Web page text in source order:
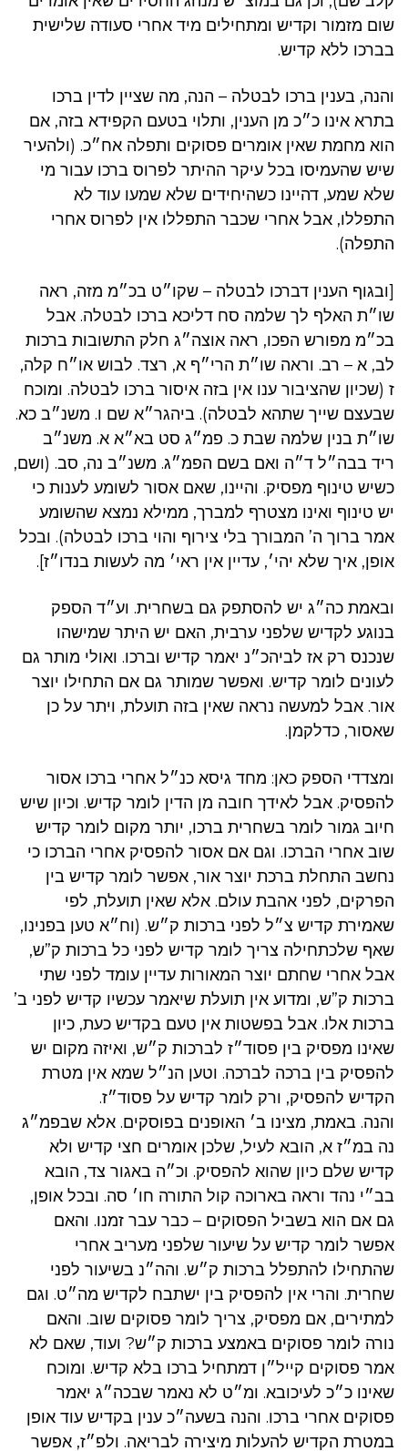
שום מזמור וקדיש ומתחילים מיד אחרי סעודה שלישית
בברכו ללא קדיש.
והנה, בענין ברכו לבטלה – הנה, מה שציין לדין ברכו
בתרא אינו כ״כ מן הענין, ותלוי בטעם הקפידא בזה, אם
הוא מחמת שאין אומרים פסוקים ותפלה אח״כ. (ולהעיר
שיש שהעמיסו בכל עיקר ההיתר לפרוס ברכו עבור מי
שלא שמע, דהיינו כשהיחידים שלא שמעו עוד לא
התפללו, אבל אחרי שכבר התפללו אין לפרוס אחרי
התפלה).
[ובגוף הענין דברכו לבטלה – שקו״ט בכ״מ מזה, ראה
שו״ת האלף לך שלמה סח דליכא ברכו לבטלה. אבל
בכ״מ מפורש הפכו, ראה אוצה״ג חלק התשובות ברכות
לב, א – רב. וראה שו״ת הרי״ף א, רצד. לבוש או״ח קלה,
ז (שכיון שהציבור ענו אין בזה איסור ברכו לבטלה. ומוכח
שבעצם שייך שתהא לבטלה). ביהגר״א שם ו. משנ״ב כא.
שו״ת בנין שלמה שבת כ. פמ״ג סט בא״א א. משנ״ב
ריד בבה״ל ד״ה ואם בשם הפמ״ג. משנ״ב נה, סב. (ושם,
כשיש טינוף מפסיק. והיינו, שאם אסור לשומע לענות כי
יש טינוף ואינו מצטרף למברך, ממילא נמצא שהשומע
אמר ברוך ה’ המבורך בלי צירוף והוי ברכו לבטלה). ובכל
אופן, איך שלא יהי׳, עדיין אין ראי׳ מה לעשות בנדו״ז].
ובאמת כה״ג יש להסתפק גם בשחרית. וע״ד הספק
בנוגע לקדיש שלפני ערבית, האם יש היתר שמישהו
שנכנס רק אז לביהכ״נ יאמר קדיש וברכו. ואולי מותר גם
לעונים לומר קדיש. ואפשר שמותר גם אם התחילו יוצר
אור. אבל למעשה נראה שאין בזה תועלת, ויתר על כן
שאסור, כדלקמן.
ומצדדי הספק כאן: מחד גיסא כנ״ל אחרי ברכו אסור
להפסיק. אבל לאידך חובה מן הדין לומר קדיש. וכיון שיש
חיוב גמור לומר בשחרית ברכו, יותר מקום לומר קדיש
שוב אחרי הברכו. וגם אם אסור להפסיק אחרי הברכו כי
נחשב התחלת ברכת יוצר אור, אפשר לומר קדיש בין
הפרקים, לפני אהבת עולם. אלא שאין תועלת, לפי
שאמירת קדיש צ״ל לפני ברכות ק״ש. (וח״א טען בפנינו,
שאף שלכתחילה צריך לומר קדיש לפני כל ברכות ק”ש,
אבל אחרי שחתם יוצר המאורות עדיין עומד לפני שתי
ברכות ק”ש, ומדוע אין תועלת שיאמר עכשיו קדיש לפני ב’
ברכות אלו. אבל בפשטות אין טעם בקדיש כעת, כיון
שאינו מפסיק בין פסוד״ז לברכות ק״ש, ואיזה מקום יש
להפסיק בין ברכה לברכה. וטען הנ״ל שמא אין מטרת
הקדיש להפסיק, ורק לומר קדיש על פסוד״ז.
והנה. באמת, מצינו ב׳ האופנים בפוסקים. אלא שבפמ״ג
נה במ״ז א, הובא לעיל, שלכן אומרים חצי קדיש ולא
קדיש שלם כיון שהוא להפסיק. וכ״ה באגור צד, הובא
בב״י נהד וראה בארוכה קול התורה חו׳ סה. ובכל אופן,
גם אם הוא בשביל הפסוקים – כבר עבר זמנו. והאם
אפשר לומר קדיש על שיעור שלפני מעריב אחרי
שהתחילו להתפלל ברכות ק״ש. והה״נ בשיעור לפני
שחרית. והרי אין להפסיק בין ישתבח לקדיש מה״ט. וגם
למתירים, אם מפסיק, צריך לומר פסוקים שוב. והאם
נורה לומר פסוקים באמצע ברכות ק״ש? ועוד, שאם לא
אמר פסוקים קייל״ן דמתחיל ברכו בלא קדיש. ומוכח
שאינו כ״כ לעיכובא. ומ״ט לא נאמר שבכה״ג יאמר
פסוקים אחרי ברכו. והנה בשעה״כ ענין בקדיש עוד אופן
במטרת הקדיש להעלות מיצירה לבריאה. ולפ״ז, אפשר